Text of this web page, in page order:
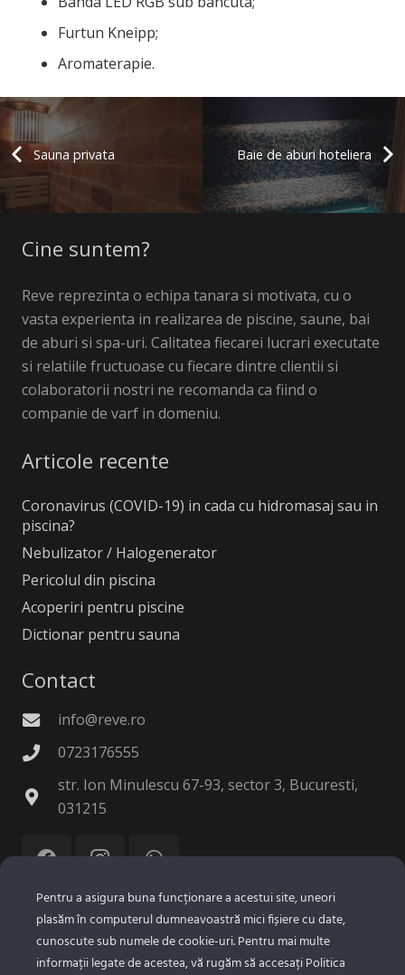
Furtun Kneipp;
Aromaterapie.
Sauna privata Baie de aburi hoteliera
Cine suntem?
Reve reprezinta o echipa tanara si motivata, cu o
vasta experienta in realizarea de piscine, saune, bai
de aburi si spa-uri. Calitatea fiecarei lucrari executate
si relatiile fructuoase cu fiecare dintre clientii si
colaboratorii nostri ne recomanda ca fiind o
companie de varf in domeniu.
Articole recente
Coronavirus (COVID-19) in cada cu hidromasaj sau in
piscina?
Nebulizator / Halogenerator
Pericolul din piscina
Acoperiri pentru piscine
Dictionar pentru sauna
Contact
info@reve.ro
0723176555
str. Ion Minulescu 67-93, sector 3, Bucuresti,
031215
© 2025 Reve Tehnologie SRL.Confidentialitate
Politica Cookie
Pentru a asigura buna funcționare a acestui site, uneori
plasăm în computerul dumneavoastră mici fișiere cu date,
cunoscute sub numele de cookie-uri. Pentru mai multe
informații legate de acestea, vă rugăm să accesați Politica